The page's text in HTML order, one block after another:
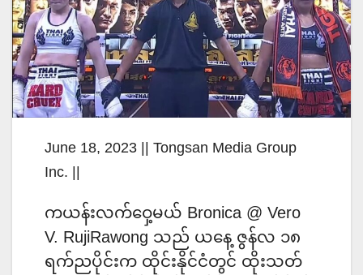
June 18, 2023 || Tongsan Media Group
Inc. ||
ကယန်းလက်ဝှေ့မယ် Bronica @ Vero
V. RujiRawong သည် ယနေ့ ဇွန်လ ၁၈
ရက်ညပိုင်းက ထိုင်းနိုင်ငံတွင် ထိုးသတ်